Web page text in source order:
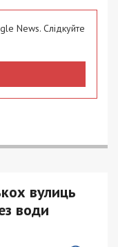
News. Слідкуйте
вулиць
води